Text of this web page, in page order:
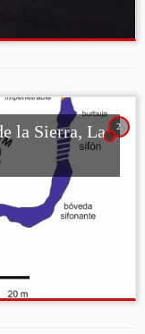
2
la Sierra, La